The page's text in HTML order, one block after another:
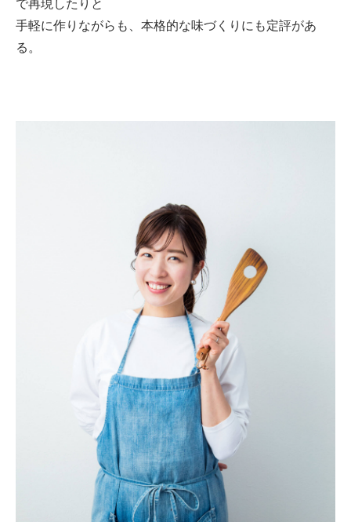
手軽に作りながらも、本格的な味づくりにも定評があ
る。